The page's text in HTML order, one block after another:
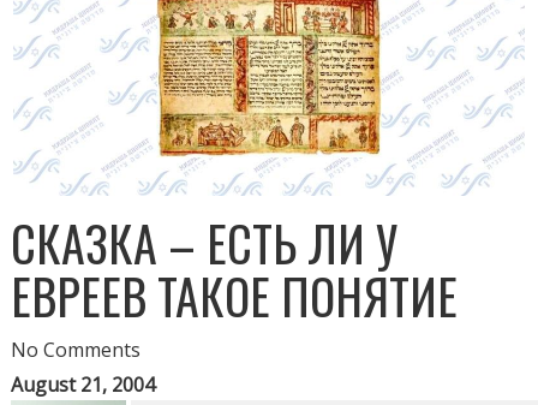
СКАЗКА – ЕСТЬ ЛИ У
ЕВРЕЕВ ТАКОЕ ПОНЯТИЕ
No Comments
August 21, 2004